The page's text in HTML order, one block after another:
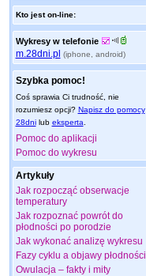
Kto jest on-line:
Wykresy w telefonie
m.28dni.pl (iphone, android)
Szybka pomoc!
Coś sprawia Ci trudność, nie
rozumiesz opcji? Napisz do pomocy
28dnilub eksperta
Pomoc do aplikacji
Pomoc do wykresu
Artykuły
Jak rozpocząć obserwacje
temperatury
Jak rozpoznać powrót do
płodności po porodzie
Jak wykonać analizę wykresu
Fazy cyklu a objawy płodności
Owulacja – fakty i mity